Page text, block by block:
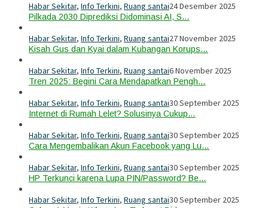
Habar Sekitar, Info Terkini, Ruang santai24 Desember 2025
Pilkada 2030 Diprediksi Didominasi AI, S…
Habar Sekitar, Info Terkini, Ruang santai27 November 2025
Kisah Gus dan Kyai dalam Kubangan Korups…
Habar Sekitar, Info Terkini, Ruang santai6 November 2025
Tren 2025: Begini Cara Mendapatkan Pengh…
Habar Sekitar, Info Terkini, Ruang santai30 September 2025
Internet di Rumah Lelet? Solusinya Cukup…
Habar Sekitar, Info Terkini, Ruang santai30 September 2025
Cara Mengembalikan Akun Facebook yang Lu…
Habar Sekitar, Info Terkini, Ruang santai30 September 2025
HP Terkunci karena Lupa PIN/Password? Be…
Habar Sekitar, Info Terkini, Ruang santai30 September 2025